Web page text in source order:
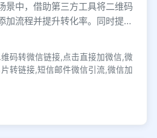
景中，借助第三方工具将二维码
加流程并提升转化率。同时提醒
码转微信链接,点击直接加微信,微
转链接,短信邮件微信引流,微信加